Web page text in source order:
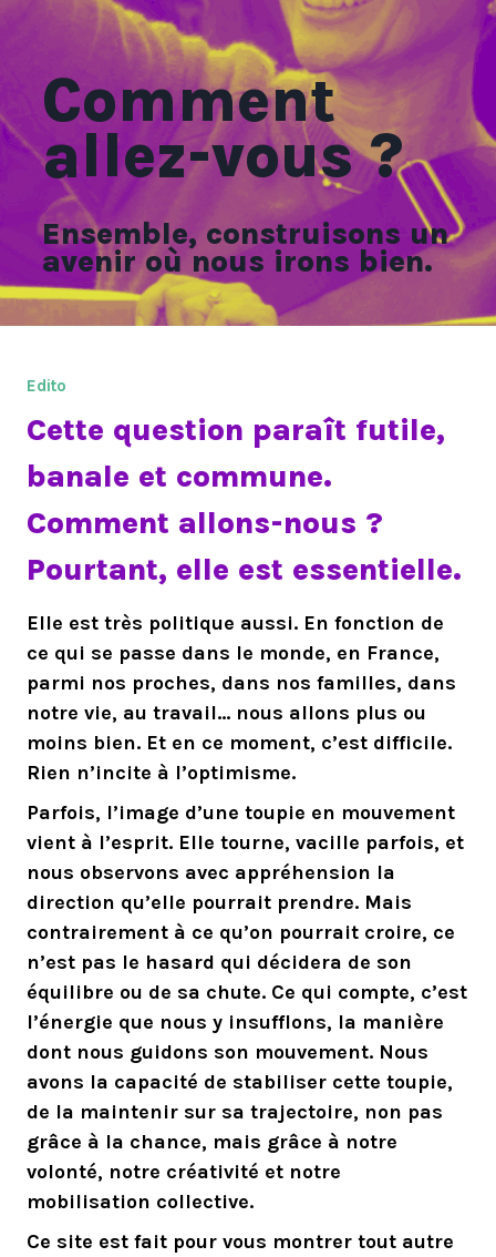
Comment
allez-vous ?
Ensemble, construisons un
avenir où nous irons bien.
Edito
Cette question paraît futile,
banale et commune.
Comment allons-nous ?
Pourtant, elle est essentielle.
Elle est très politique aussi. En fonction de
ce qui se passe dans le monde, en France,
parmi nos proches, dans nos familles, dans
notre vie, au travail… nous allons plus ou
moins bien. Et en ce moment, c’est difficile.
Rien n’incite à l’optimisme.
Parfois, l’image d’une toupie en mouvement
vient à l’esprit. Elle tourne, vacille parfois, et
nous observons avec appréhension la
direction qu’elle pourrait prendre. Mais
contrairement à ce qu’on pourrait croire, ce
n’est pas le hasard qui décidera de son
équilibre ou de sa chute. Ce qui compte, c’est
l’énergie que nous y insufflons, la manière
dont nous guidons son mouvement. Nous
avons la capacité de stabiliser cette toupie,
de la maintenir sur sa trajectoire, non pas
grâce à la chance, mais grâce à notre
volonté, notre créativité et notre
mobilisation collective.
Ce site est fait pour vous montrer tout autre